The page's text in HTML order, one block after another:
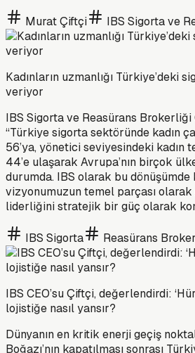
Murat Çiftçi IBS Sigorta ve
Kadınların uzmanlığı Türkiye’deki
veriyor
IBS Sigorta ve Reasürans Brokerliği
“Türkiye sigorta sektöründe kadın
56’ya, yönetici seviyesindeki kadın
44’e ulaşarak Avrupa’nın birçok
durumda. IBS olarak bu dönüşümde
vizyonumuzun temel parçası olarak
liderliğini stratejik bir güç olarak
IBS Sigorta Reasürans
IBS CEO’su Çiftçi, değerlendirdi:
lojistiğe nasıl yansır?
Dünyanın en kritik enerji geçiş
Boğazı’nın kapatılması sonrası